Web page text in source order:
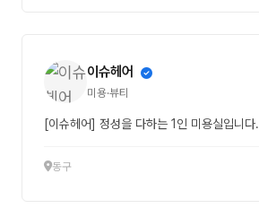
이슈헤어
미용·뷰티
[이슈헤어] 정성을 다하는 1인 미용실입니다.
동구